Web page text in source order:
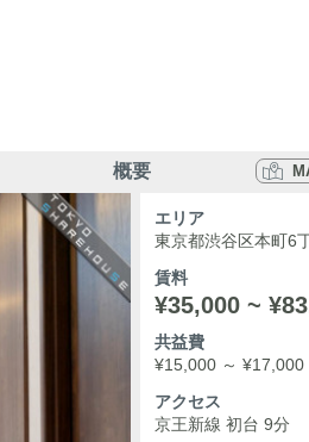
概要
エリア
東京都渋谷区本町6
賃料
¥35,000 ~
共益費
¥15,000 ～ ¥17,000
アクセス
京王新線 初台 9分